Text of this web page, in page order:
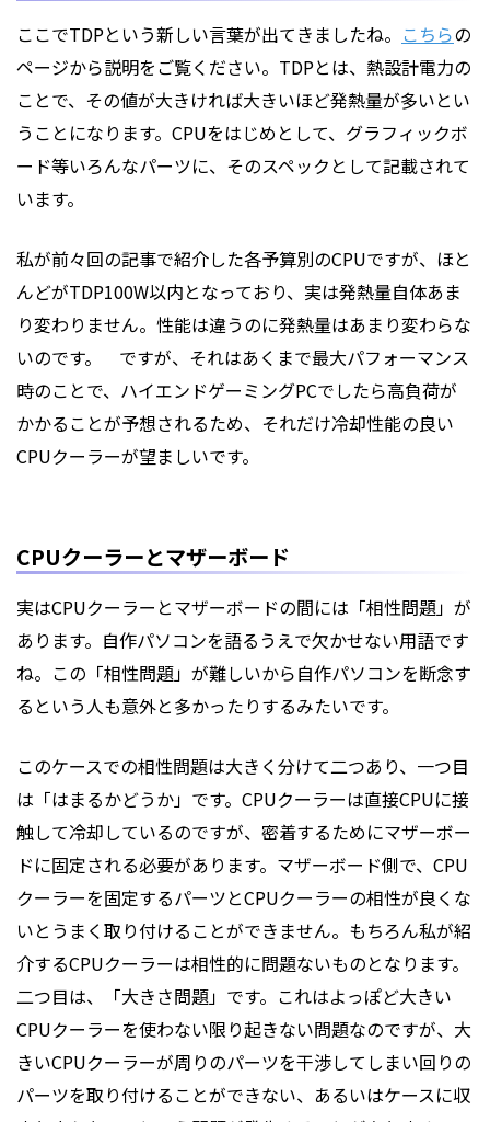
ここでTDPという新しい言葉が出てきましたね。 こちらの
ページから説明をご覧ください。TDPとは、熱設計電力の
ことで、その値が大きければ大きいほど発熱量が多いとい
うことになります。CPUをはじめとして、グラフィックボ
ード等いろんなパーツに、そのスペックとして記載されて
います。
私が前々回の記事で紹介した各予算別のCPUですが、ほと
んどがTDP100W以内となっており、実は発熱量自体あま
り変わりません。性能は違うのに発熱量はあまり変わらな
いのです。 ですが、それはあくまで最大パフォーマンス
時のことで、ハイエンドゲーミングPCでしたら高負荷が
かかることが予想されるため、それだけ冷却性能の良い
CPUクーラーが望ましいです。
CPUクーラーとマザーボード
実はCPUクーラーとマザーボードの間には「相性問題」が
あります。自作パソコンを語るうえで欠かせない用語です
ね。この「相性問題」が難しいから自作パソコンを断念す
るという人も意外と多かったりするみたいです。
このケースでの相性問題は大きく分けて二つあり、一つ目
は「はまるかどうか」です。CPUクーラーは直接CPUに接
触して冷却しているのですが、密着するためにマザーボー
ドに固定される必要があります。 マザーボード側で、CPU
クーラーを固定するパーツとCPUクーラーの相性が良くな
いとうまく取り付けることができません。もちろん私が紹
介するCPUクーラーは相性的に問題ないものとなります。
二つ目は、「大きさ問題」です。これはよっぽど大きい
CPUクーラーを使わない限り起きない問題なのですが、大
きいCPUクーラーが周りのパーツを干渉してしまい回りの
パーツを取り付けることができない、あるいはケースに収